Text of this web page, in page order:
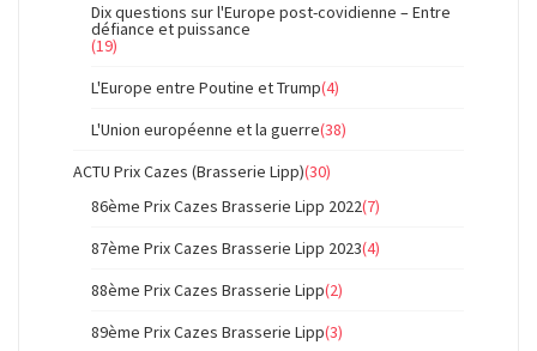
Dix questions sur l'Europe post-covidienne – Entre
défiance et puissance
(19)
L'Europe entre Poutine et Trump(4)
L'Union européenne et la guerre(38)
ACTU Prix Cazes (Brasserie Lipp)(30)
86ème Prix Cazes Brasserie Lipp 2022(7)
87ème Prix Cazes Brasserie Lipp 2023(4)
88ème Prix Cazes Brasserie Lipp(2)
89ème Prix Cazes Brasserie Lipp(3)